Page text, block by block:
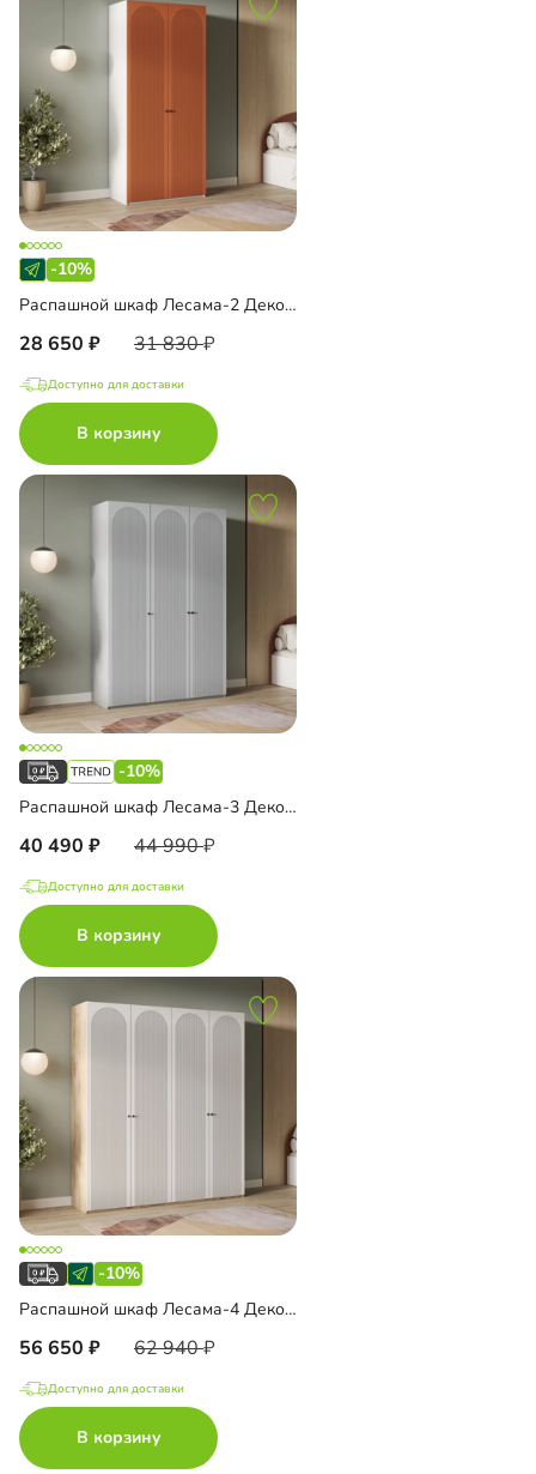
-10%
Распашной шкаф Лесама-2 Декор 1
28 650 31 830
Доступно для доставки
В корзину
-10%
Распашной шкаф Лесама-3 Декор 1
40 490 44 990
Доступно для доставки
В корзину
-10%
Распашной шкаф Лесама-4 Декор 1
56 650 62 940
Доступно для доставки
В корзину